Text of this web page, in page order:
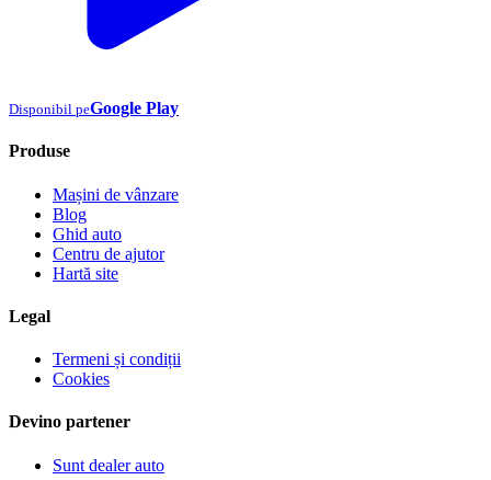
Disponibil peGoogle Play
Produse
Mașini de vânzare
Blog
Ghid auto
Centru de ajutor
Hartă site
Legal
Termeni și condiții
Cookies
Devino partener
Sunt dealer auto